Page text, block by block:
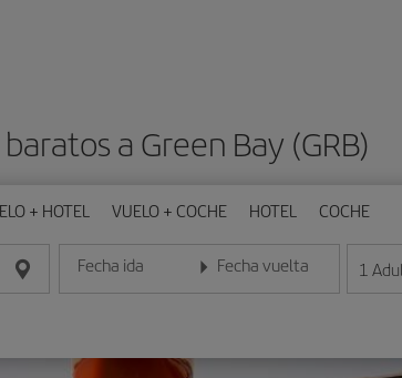
a Green Bay (GRB)
+ HOTEL VUELO + COCHE HOTEL COCHE
Fecha ida
Introduce la fecha en formato día/mes/año
Fecha vuelta
Introduce la fecha en formato
1